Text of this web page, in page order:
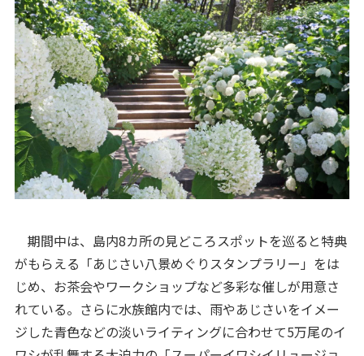
期間中は、島内8カ所の見どころスポットを巡ると特典
がもらえる「あじさい八景めぐりスタンプラリー」をは
じめ、お茶会やワークショップなど多彩な催しが用意さ
れている。さらに水族館内では、雨やあじさいをイメー
ジした青色などの淡いライティングに合わせて5万尾のイ